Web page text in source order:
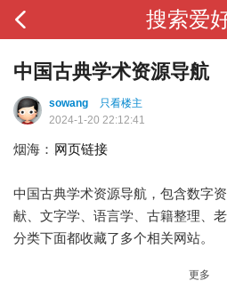
搜索爱
中国古典学术资源导航
sowang
只看楼主
2024-1-20 22:12:41
烟海： 网页链接
中国古典学术资源导航，包含数字
献、文字学、语言学、古籍整理、
分类下面都收藏了多个相关网站。 ​​​
更多